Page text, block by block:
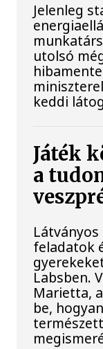
Jelenleg
utolsó
keddi
Játék
a
feladatok
Labsben.
Marietta,
be,